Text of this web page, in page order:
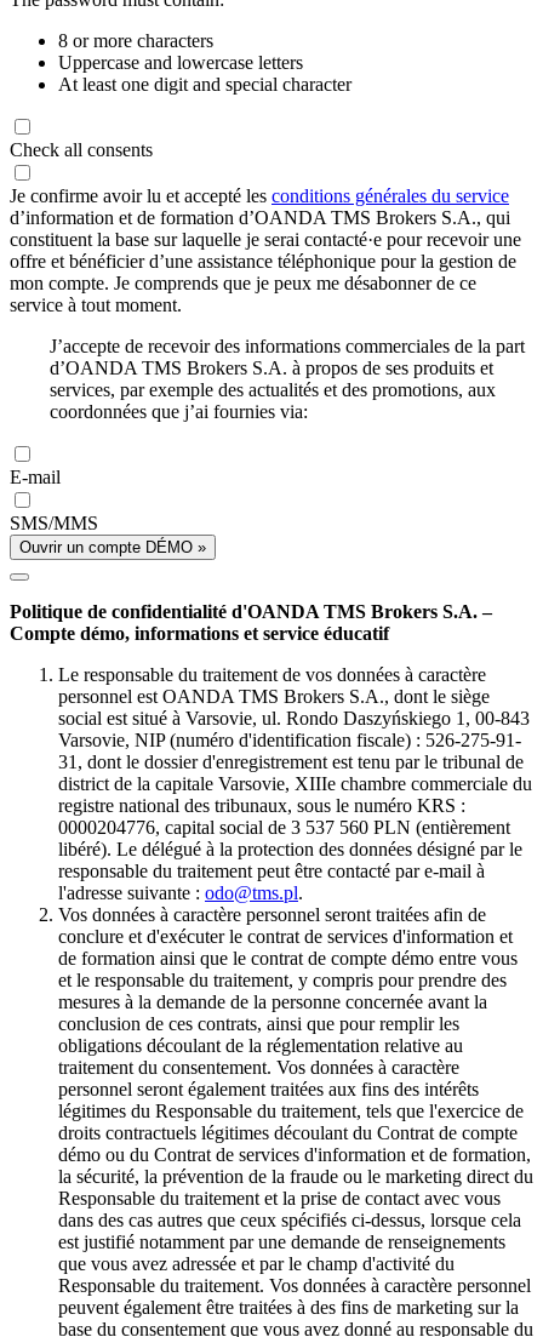
8 or more characters
Uppercase and lowercase letters
At least one digit and special character
Check all consents
Je confirme avoir lu et accepté les conditions générales du service
d’information et de formation d’OANDA TMS Brokers S.A., qui
constituent la base sur laquelle je serai contacté·e pour recevoir une
offre et bénéficier d’une assistance téléphonique pour la gestion de
mon compte. Je comprends que je peux me désabonner de ce
service à tout moment.
J’accepte de recevoir des informations commerciales de la part
d’OANDA TMS Brokers S.A. à propos de ses produits et
services, par exemple des actualités et des promotions, aux
coordonnées que j’ai fournies via:
E-mail
SMS/MMS
Ouvrir un compte DÉMO »
Politique de confidentialité d'OANDA TMS Brokers S.A. –
Compte démo, informations et service éducatif
Le responsable du traitement de vos données à caractère
personnel est OANDA TMS Brokers S.A., dont le siège
social est situé à Varsovie, ul. Rondo Daszyńskiego 1, 00-843
Varsovie, NIP (numéro d'identification fiscale) : 526-275-91-
31, dont le dossier d'enregistrement est tenu par le tribunal de
district de la capitale Varsovie, XIIIe chambre commerciale du
registre national des tribunaux, sous le numéro KRS :
0000204776, capital social de 3 537 560 PLN (entièrement
libéré). Le délégué à la protection des données désigné par le
responsable du traitement peut être contacté par e-mail à
l'adresse suivante : odo@tms.pl.
Vos données à caractère personnel seront traitées afin de
conclure et d'exécuter le contrat de services d'information et
de formation ainsi que le contrat de compte démo entre vous
et le responsable du traitement, y compris pour prendre des
mesures à la demande de la personne concernée avant la
conclusion de ces contrats, ainsi que pour remplir les
obligations découlant de la réglementation relative au
traitement du consentement. Vos données à caractère
personnel seront également traitées aux fins des intérêts
légitimes du Responsable du traitement, tels que l'exercice de
droits contractuels légitimes découlant du Contrat de compte
démo ou du Contrat de services d'information et de formation,
la sécurité, la prévention de la fraude ou le marketing direct du
Responsable du traitement et la prise de contact avec vous
dans des cas autres que ceux spécifiés ci-dessus, lorsque cela
est justifié notamment par une demande de renseignements
que vous avez adressée et par le champ d'activité du
Responsable du traitement. Vos données à caractère personnel
peuvent également être traitées à des fins de marketing sur la
base du consentement que vous avez donné au responsable du